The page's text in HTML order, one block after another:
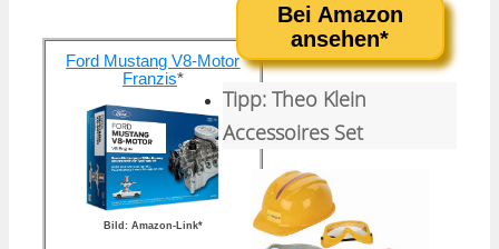
Ford Mustang V8-Motor
Franzis*
Bild: Amazon-Link*
Bei Amazon
ansehen*
Tipp: Theo Klein
Accessoires Set